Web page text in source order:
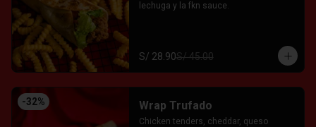
lechuga y la fkn sauce.
S/ 28.90S/ 45.00
-32% Wrap Trufado
Chicken tenders, cheddar, queso